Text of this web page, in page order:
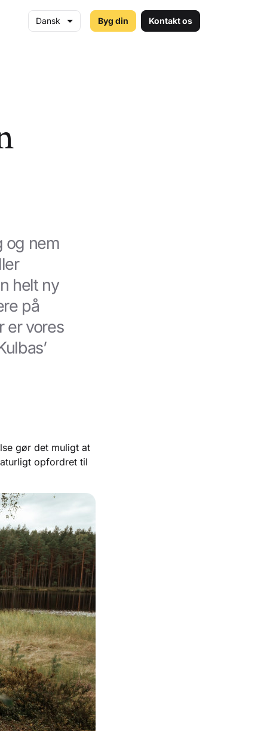
Dansk Byg din Kontakt os
og nem
helt ny
på
er vores
gør det muligt at
opfordret til